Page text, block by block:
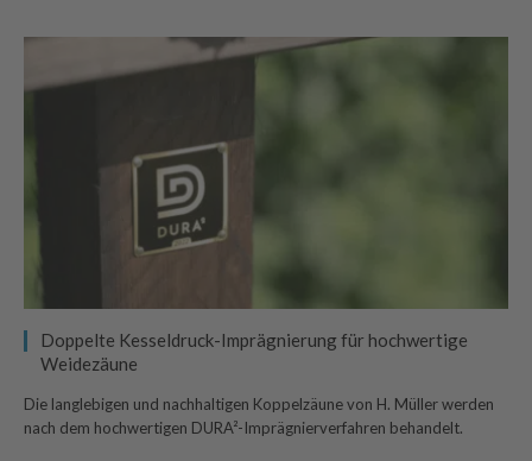
Doppelte Kesseldruck-Imprägnierung für hochwertige
Weidezäune
Die langlebigen und nachhaltigen Koppelzäune von H. Müller werden
nach dem hochwertigen DURA²-Imprägnierverfahren behandelt.